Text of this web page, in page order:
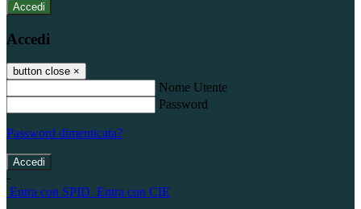
Accedi
Accedi
button close ×
Nome Utente
Password
Password dimenticata?
-
Entra con SPID Entra con CIE